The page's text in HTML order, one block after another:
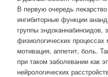
В первую очередь
ингибиторные функции
группы эндоканнабиноидов,
физиологических процессах
мотивация, аппетит, боль.
при таком заболевании как
нейрологических